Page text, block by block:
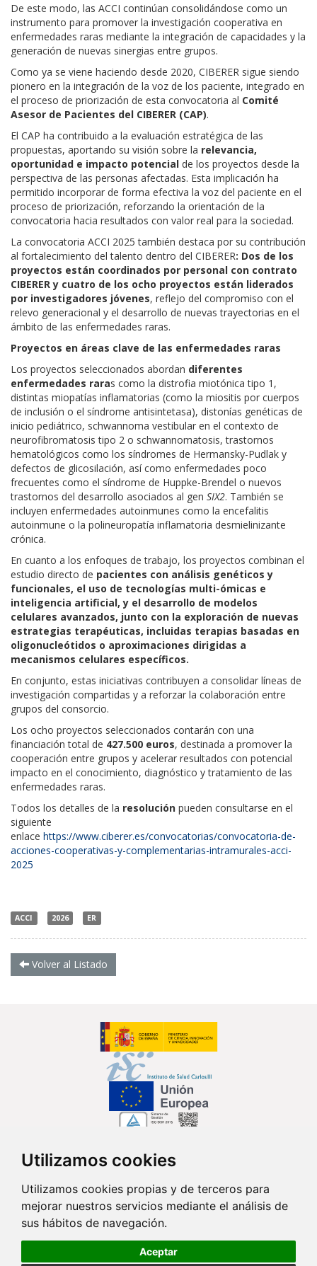
Utilizamos cookies
Utilizamos cookies propias y de terceros para
mejorar nuestros servicios mediante el análisis de
sus hábitos de navegación.
Aceptar
De este modo, las ACCI continúan consolidándose como un
instrumento para promover la investigación cooperativa en
enfermedades raras mediante la integración de capacidades y la
generación de nuevas sinergias entre grupos.
Como ya se viene haciendo desde 2020, CIBERER sigue siendo
pionero en la integración de la voz de los paciente, integrado en
el proceso de priorización de esta convocatoria al Comité
Asesor de Pacientes del CIBERER (CAP).
El CAP ha contribuido a la evaluación estratégica de las
propuestas, aportando su visión sobre la relevancia,
oportunidad e impacto potencial de los proyectos desde la
perspectiva de las personas afectadas. Esta implicación ha
permitido incorporar de forma efectiva la voz del paciente en el
proceso de priorización, reforzando la orientación de la
convocatoria hacia resultados con valor real para la sociedad.
La convocatoria ACCI 2025 también destaca por su contribución
al fortalecimiento del talento dentro del CIBERER: Dos de los
proyectos están coordinados por personal con contrato
CIBERER y cuatro de los ocho proyectos están liderados
por investigadores jóvenes, reflejo del compromiso con el
relevo generacional y el desarrollo de nuevas trayectorias en el
ámbito de las enfermedades raras.
Proyectos en áreas clave de las enfermedades raras
Los proyectos seleccionados abordan diferentes
enfermedades raras como la distrofia miotónica tipo 1,
distintas miopatías inflamatorias (como la miositis por cuerpos
de inclusión o el síndrome antisintetasa), distonías genéticas de
inicio pediátrico, schwannoma vestibular en el contexto de
neurofibromatosis tipo 2 o schwannomatosis, trastornos
hematológicos como los síndromes de Hermansky-Pudlak y
defectos de glicosilación, así como enfermedades poco
frecuentes como el síndrome de Huppke-Brendel o nuevos
trastornos del desarrollo asociados al gen SIX2. También se
incluyen enfermedades autoinmunes como la encefalitis
autoinmune o la polineuropatía inflamatoria desmielinizante
crónica.
En cuanto a los enfoques de trabajo, los proyectos combinan el
estudio directo de pacientes con análisis genéticos y
funcionales, el uso de tecnologías multi-ómicas e
inteligencia artificial, y el desarrollo de modelos
celulares avanzados, junto con la exploración de nuevas
estrategias terapéuticas, incluidas terapias basadas en
oligonucleótidos o aproximaciones dirigidas a
mecanismos celulares específicos.
En conjunto, estas iniciativas contribuyen a consolidar líneas de
investigación compartidas y a reforzar la colaboración entre
grupos del consorcio.
Los ocho proyectos seleccionados contarán con una
financiación total de 427.500 euros, destinada a promover la
cooperación entre grupos y acelerar resultados con potencial
impacto en el conocimiento, diagnóstico y tratamiento de las
enfermedades raras.
Todos los detalles de la resolución pueden consultarse en el
siguiente
enlace https://www.ciberer.es/convocatorias/convocatoria-de-
acciones-cooperativas-y-complementarias-intramurales-acci-
2025
ACCI 2026 ER
Volver al Listado
Síguenos en...
Contacto
Av. Monforte de Lemos, 3-5. Pabellón 11. Planta 0 28029 Madrid
info@ciberisciii.es